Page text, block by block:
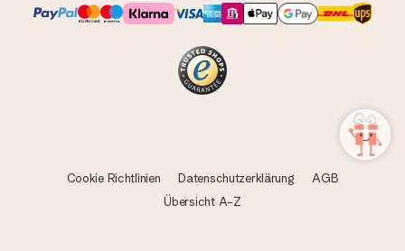
Cookie Richtlinien Datenschutzerklärung
AGB
Übersicht A-Z